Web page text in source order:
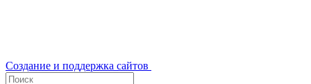
Создание и поддержка сайтов